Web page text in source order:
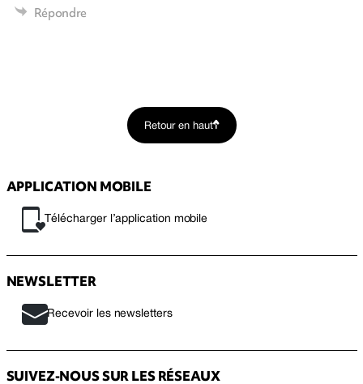
Répondre
Retour en haut
APPLICATION MOBILE
Télécharger l’application mobile
NEWSLETTER
Recevoir les newsletters
SUIVEZ-NOUS SUR LES RÉSEAUX